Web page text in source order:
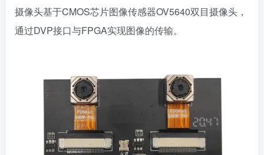
摄像头基于CMOS芯片图像传感器OV5640双目摄像头，
通过DVP接口与FPGA实现图像的传输。